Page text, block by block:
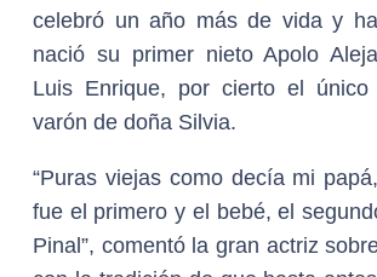
celebró un año más de vida y
nació su primer nieto Apolo
Luis Enrique, por cierto el único
varón de doña Silvia.
“Puras viejas como decía mi
fue el primero y el bebé, el
Pinal”, comentó la gran actriz